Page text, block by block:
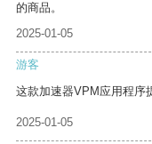
的商品。
2025-01-05
游客
这款加速器VPM应用程序
2025-01-05